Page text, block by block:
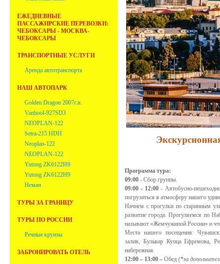
ЕЖЕДНЕВНЫЕ
ПАССАЖИРСКИЕ ПЕРЕВОЗКИ:
ЧЕБОКСАРЫ - МОСКВА-
ЧЕБОКСАРЫ
ТРАНСПОРТНЫЕ УСЛУГИ
Аренда автотранспорта
НАШ АВТОПАРК
Golden Dragon 2007г.в.
Vanhool-927SD3
NEOPLAN-122
Setra-215 HDH
Neoplan-122
NEOPLAN-122
Yutong ZK6122H9
Yutong ZK6122H9
Неман
ТУРЫ ЗА ГРАНИЦУ
ТУРЫ ПО РОССИИ
Речные круизы
ЗАБРОНИРОВАТЬ ОТЕЛЬ
Программа тура:
09:00 - Сбор группы.
09:00 - 12:00- Автобусно-
погрузиться в атмосферу нашего
Начнем с прогулки по старинным
развитие города. Прогуляемся по
называют «Жемчужиной России» и
Места нашего посещения:
залив, Бульвар Купца Ефремова,
набережная.
12:00 – 13:00 – Обед (*за